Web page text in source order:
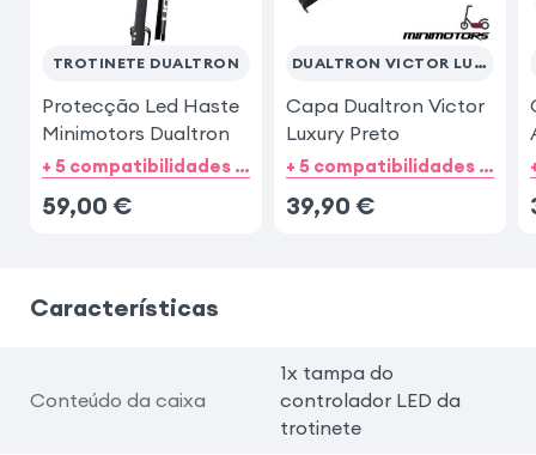
TROTINETE DUALTRON
Protecção Led Haste
Minimotors Dualtron
+ 5 compatibilidades de categorias
59,00 €
DUALTRON VICTOR LUXURY
Capa Dualtron Victor
Luxury Preto
+ 5 compatibilidades de categorias
39,90 €
Características
Conteúdo da caixa
1x tampa do
controlador LED da
trotinete